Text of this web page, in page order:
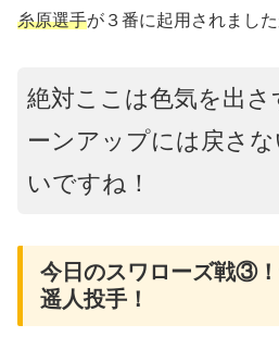
糸原選手が３番に起用されました
絶対ここは色気を出さ
ーンアップには戻さな
いですね！
今日のスワローズ戦③
遥人投手！